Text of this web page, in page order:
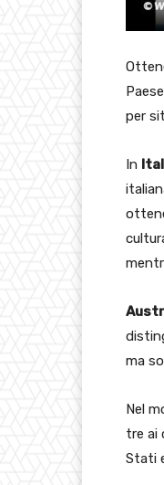
per
In
ma
Nel
tre ai
Stati